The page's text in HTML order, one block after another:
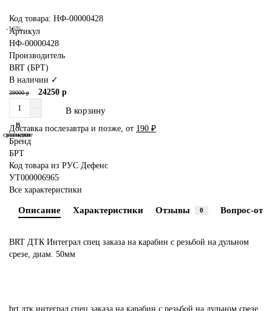
Код товара: НФ-00000428
-16%
Артикул
НФ-00000428
Производитель
BRT (БРТ)
В наличии ✓
29000 р 24250 р
В корзину
В
закладки
В
сравнение
Доставка послезавтра и позже, от 190 ₽
Бренд
БРТ
Код товара из РУС Дефенс
УТ000006965
Все характеристики
Описание Характеристики Отзывы 0 Вопрос-
BRT ДТК Интеграл спец заказа на карабин с резьбой на дульном
срезе, диам. 50мм
brt дтк интеграл спец заказа на карабин с резьбой на дульном срезе